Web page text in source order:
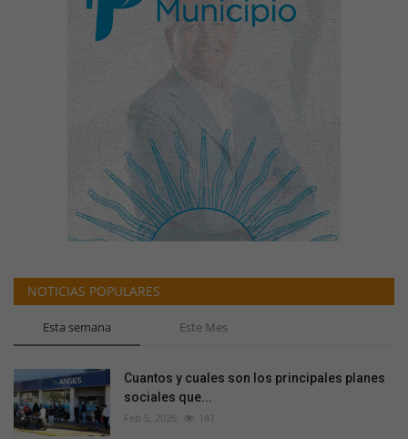
NOTICIAS POPULARES
Esta semana Este Mes
Cuantos y cuales son los principales planes
sociales que...
Feb 5, 2026 141